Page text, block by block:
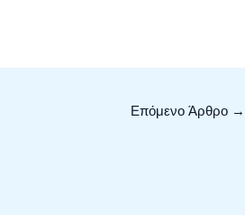
Επόμενο Άρθρο →